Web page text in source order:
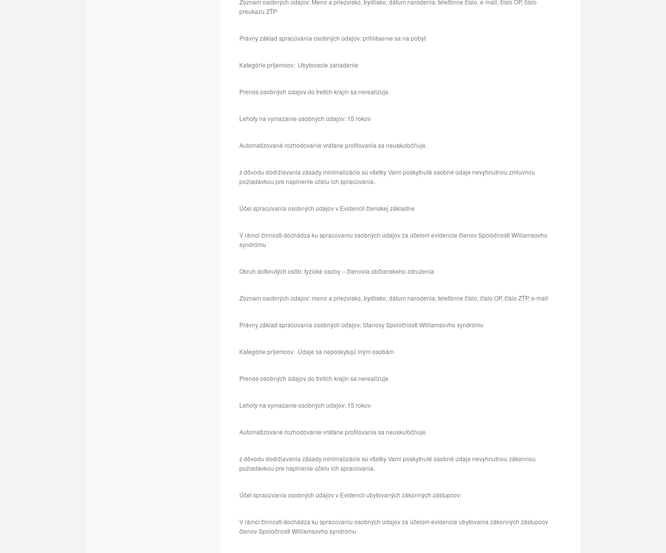
Zoznam osobných údajov: Meno a priezvisko, bydlisko, dátum narodenia, telefónne číslo, e-mail, číslo OP, číslo
preukazu ZŤP
Právny základ spracúvania osobných údajov: prihlásenie sa na pobyt
Kategórie príjemcov: Ubytovacie zariadenie
Prenos osobných údajov do tretích krajín sa nerealizuje.
Lehoty na vymazanie osobných údajov: 15 rokov
Automatizované rozhodovanie vrátane profilovania sa neuskutočňuje.
z dôvodu dodržiavania zásady minimalizácie sú všetky Vami poskytnuté osobné údaje nevyhnutnou zmluvnou
požiadavkou pre naplnenie účelu ich spracúvania.
Účel spracúvania osobných údajov v Evidencii členskej základne
V rámci činnosti dochádza ku spracúvaniu osobných údajov za účelom evidencie členov Spoločnosti Williamsovho
syndrómu
Okruh dotknutých osôb: fyzické osoby – členovia občianskeho združenia
Zoznam osobných údajov: meno a priezvisko, bydlisko, dátum narodenia, telefónne číslo, číslo OP, číslo ZŤP, e-mail
Právny základ spracúvania osobných údajov: Stanovy Spoločnosti Williamsovho syndrómu
Kategórie príjemcov: Údaje sa neposkytujú iným osobám
Prenos osobných údajov do tretích krajín sa nerealizuje.
Lehoty na vymazanie osobných údajov: 15 rokov
Automatizované rozhodovanie vrátane profilovania sa neuskutočňuje.
z dôvodu dodržiavania zásady minimalizácie sú všetky Vami poskytnuté osobné údaje nevyhnutnou zákonnou
požiadavkou pre naplnenie účelu ich spracúvania.
Účel spracúvania osobných údajov v Evidencii ubytovaných zákonných zástupcov:
V rámci činnosti dochádza ku spracúvaniu osobných údajov za účelom evidencie ubytovania zákonných zástupcov
členov Spoločnosti Williamsovho syndrómu